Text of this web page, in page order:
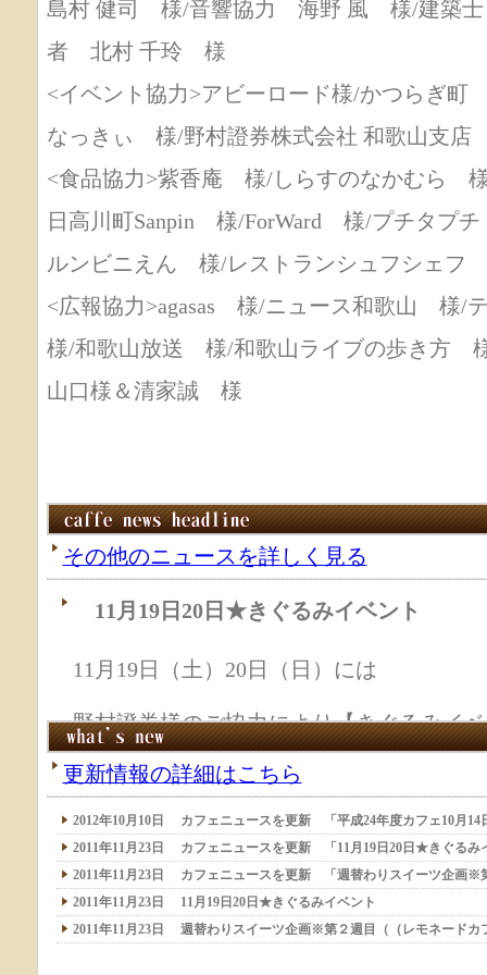
島村 健司 様/音響協力 海野 風 様/建築
者 北村 千玲 様
<イベント協力>アビーロード様/かつら
なっきぃ 様/野村證券株式会社 和歌山支
<食品協力>紫香庵 様/しらすのなかむら
日高川町Sanpin 様/ForWard 様/プチタプ
ルンビニえん 様/レストランシュフシェ
<広報協力>agasas 様/ニュース和歌山
様/和歌山放送 様/和歌山ライブの歩き方
山口様＆清家誠 様
その他のニュースを詳しく見る
更新情報の詳細はこちら